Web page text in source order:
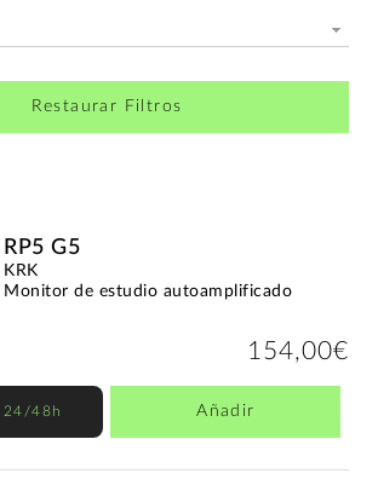
Restaurar Filtros
RP5 G5
KRK
Monitor de estudio autoamplificado
154,00€
24/48h Añadir